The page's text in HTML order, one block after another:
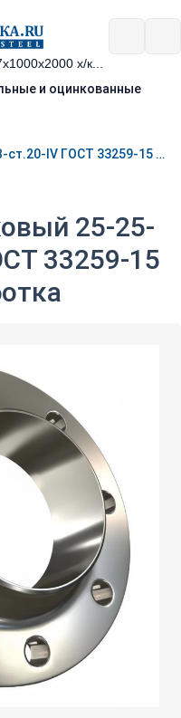
и оцинкованные
Фланец воротниковый 25-25-11-1-B-ст.20-IV ГОСТ 33259-15 полная мех.обработка
25-25-
33259-15